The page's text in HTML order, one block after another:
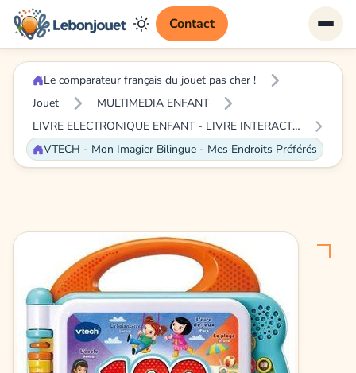
Contact
Le comparateur français du jouet pas cher !
Jouet
MULTIMEDIA ENFANT
LIVRE ELECTRONIQUE ENFANT - LIVRE INTERACTIF ENFANT
VTECH - Mon Imagier Bilingue - Mes Endroits Préférés